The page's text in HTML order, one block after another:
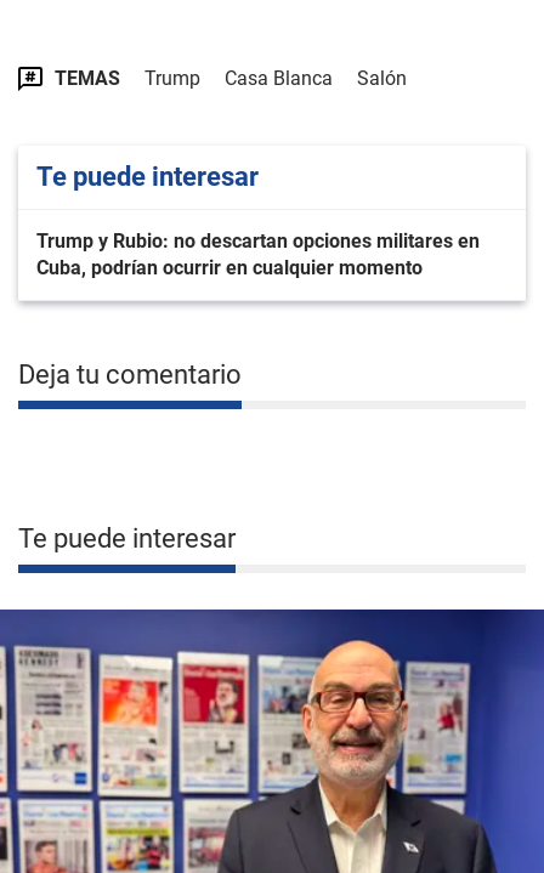
TEMAS Trump Casa Blanca Salón
Te puede interesar
Trump y Rubio: no descartan opciones militares en
Cuba, podrían ocurrir en cualquier momento
Deja tu comentario
Te puede interesar